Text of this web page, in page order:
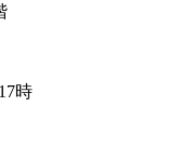
時